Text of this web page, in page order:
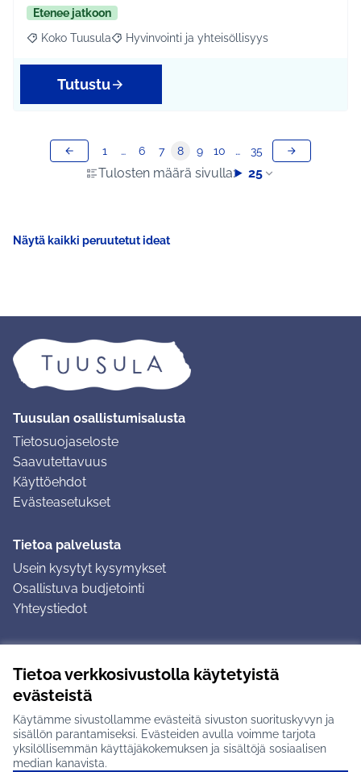
Tietoa verkkosivustolla käytetyistä
evästeistä
Käytämme sivustollamme evästeitä sivuston suorituskyvyn ja
sisällön parantamiseksi. Evästeiden avulla voimme tarjota
yksilöllisemmän käyttäjäkokemuksen ja sisältöjä sosiaalisen
median kanavista.
Etenee jatkoon
Rajaa tulokset aihepiirin mukaan: Koko Tuusula
Koko Tuusula Rajaa tulokset teeman mukaan: Hyvinvointi ja
Hyvinvointi ja yhteisöllisyys
Tutustu
Tulosten määrä sivulla: 25
1 … 6 7 8 9 10 … 35
Näytä kaikki peruutetut ideat
Tuusulan osallistumisalusta
Tietosuojaseloste
Saavutettavuus
Käyttöehdot
Evästeasetukset
Tietoa palvelusta
Usein kysytyt kysymykset
Osallistuva budjetointi
Yhteystiedot
Ohjeet kirjautumiseen
Ohjeet kommentin jättämiseen